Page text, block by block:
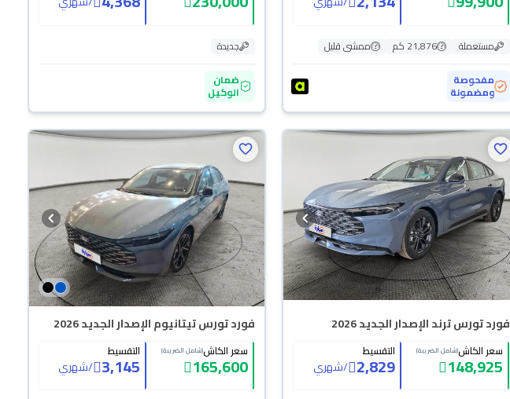
مستعملة 21,876 كم
ممشى قليل
مفحوصة
ومضمونة
جديدة
ضمان
الوكيل
فورد تورس ترند الإصدار الجديد 2026
سعر الكاش(شامل الضريبة)
148,925
التقسيط
2,829
/شهري
فورد تورس تيتانيوم الإصدار الجديد 2026
سعر الكاش(شامل الضريبة)
165,600
التقسيط
3,145
/شهري